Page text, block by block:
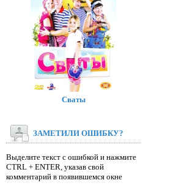
Сваты
ЗАМЕТИЛИ ОШИБКУ?
Выделите текст с ошибкой и нажмите
CTRL + ENTER, указав свой
комментарий в появившемся окне